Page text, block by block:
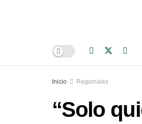
Inicio Regionales
“Solo